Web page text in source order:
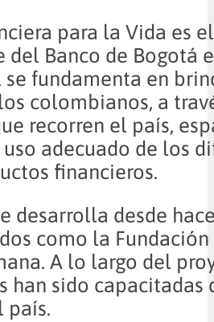
para la Vida es
Banco de Bogotá
fundamenta en
colombianos, a
recorren el país,
adecuado de los
financieros.
desarrolla desde
como la
A lo largo del
han sido capacitadas
país.